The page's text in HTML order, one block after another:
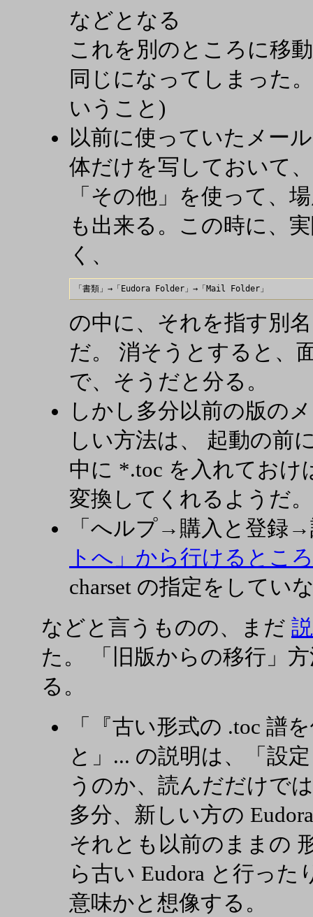
などとなる
これを別のところに移
同じになってしまった
いうこと)
以前に使っていたメー
体だけを写しておいて
「その他」を使って、
も出来る。この時に、
く、
の中に、それを指す別
だ。 消そうとすると、
で、そうだと分る。
しかし多分以前の版の
しい方法は、 起動の前
中に *.toc を入れておけ
変換してくれるようだ。
「へルプ→購入と登録
トへ」から行けるところ
charset の指定をしてい
などと言うものの、まだ
た。 「旧版からの移行」
る。
「『古い形式の .toc 譜
と」... の説明は、「設
うのか、読んだだけで
多分、新しい方の
それとも以前のままの
ら古い Eudora と行っ
意味かと想像する。